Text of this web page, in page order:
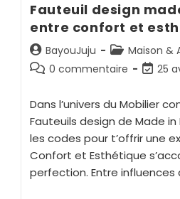
Fauteuil design
entre confort et
BayouJuju
Maison &
0 commentaire
25
Dans l’univers du Mobilier
Fauteuils design de Made
les codes pour t’offrir une
Confort et Esthétique
perfection. Entre influences